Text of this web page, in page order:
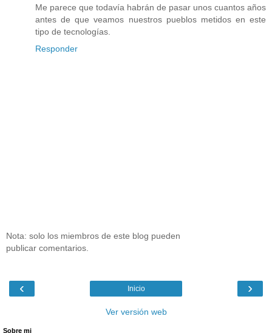
Me parece que todavía habrán de pasar unos cuantos años
antes de que veamos nuestros pueblos metidos en este
tipo de tecnologías.
Responder
Nota: solo los miembros de este blog pueden
publicar comentarios.
‹ ›
Inicio
Ver versión web
Sobre mi